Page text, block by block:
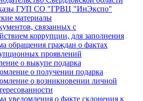
ГУП СО "ГРВЦ "ИнЭкспо"
материалы
связанных с
коррупции, для заполнения
обращения граждан о фактах
проявлений
о выкупе подарка
о получении подарка
о возникновении личной
уведомления о факте склонения к